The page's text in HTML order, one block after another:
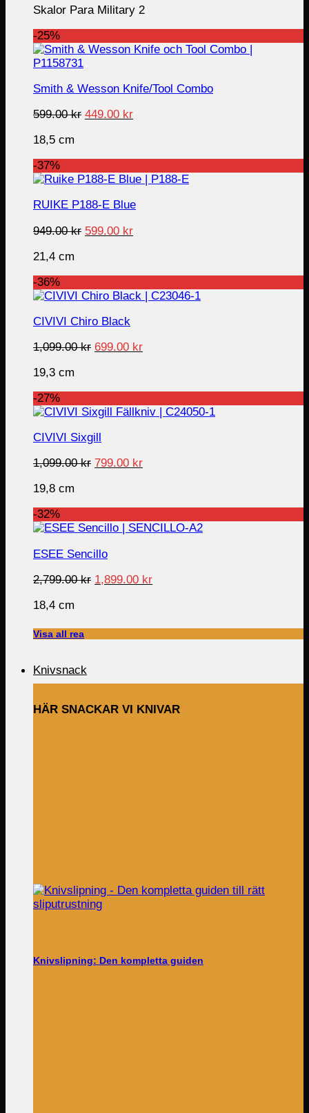
was:
is:
Skalor Para Military 2
-25%
Smith & Wesson Knife/Tool Combo
599.00kr Original
449.00 krCurrent
18,5 cm
-37%
RUIKE P188-E Blue
949.00kr Original
599.00 krCurrent
21,4 cm
-36%
CIVIVI Chiro Black
1,099.00kr Original
699.00 krCurrent
19,3 cm
-27%
CIVIVI Sixgill
1,099.00kr Original
799.00 krCurrent
19,8 cm
-32%
ESEE Sencillo
2,799.00kr Original
1,899.00 krCurrent
18,4 cm
Visa all rea
Knivsnack
HÄR SNACKAR VI KNIVAR
Knivslipning: Den kompletta guiden